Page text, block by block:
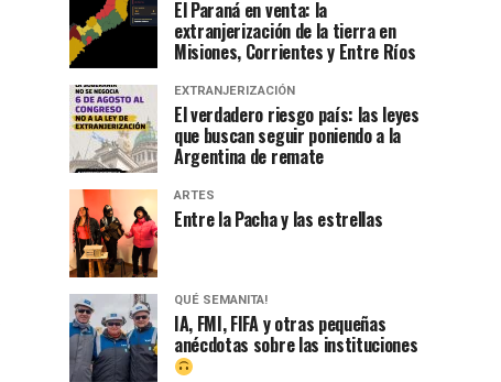
El Paraná en venta: la
extranjerización de la tierra en
Misiones, Corrientes y Entre Ríos
EXTRANJERIZACIÓN
El verdadero riesgo país: las leyes
que buscan seguir poniendo a la
Argentina de remate
ARTES
Entre la Pacha y las estrellas
QUÉ SEMANITA!
IA, FMI, FIFA y otras pequeñas
anécdotas sobre las instituciones